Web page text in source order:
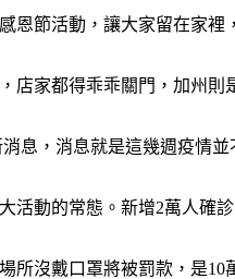
恩節活動，讓大家留在家
店家都得乖乖關門，加州
息，消息就是這幾週疫情並
活動的常態。新增2萬人確
所沒戴口罩將被罰款，是10